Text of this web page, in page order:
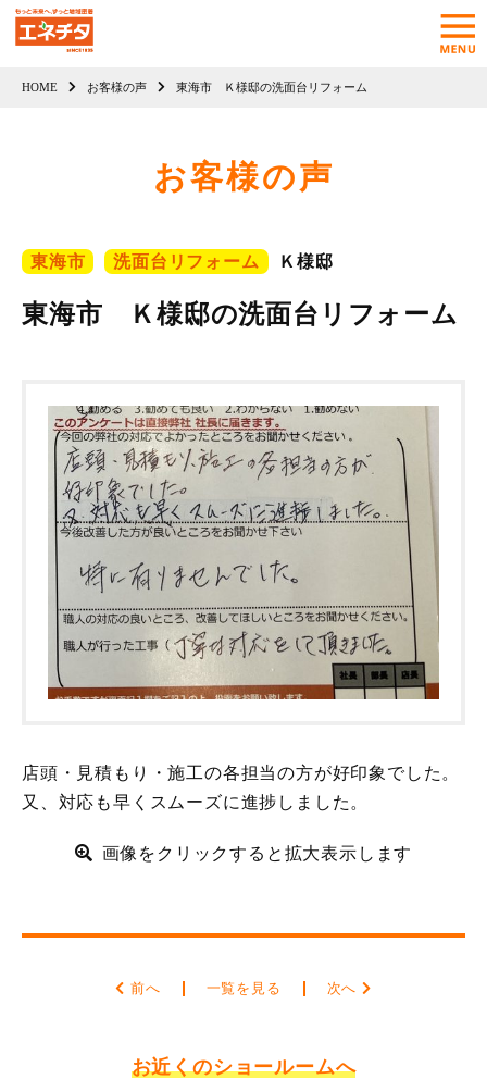
HOME お客様の声 東海市 Ｋ様邸の洗面台リフォーム
お客様の声
東海市 洗面台リフォーム Ｋ様邸
東海市 Ｋ様邸の洗面台リフォーム
店頭・見積もり・施工の各担当の方が好印象でした。
又、対応も早くスムーズに進捗しました。
画像をクリックすると拡大表示します
前へ 一覧を見る 次へ
お近くのショールームへ